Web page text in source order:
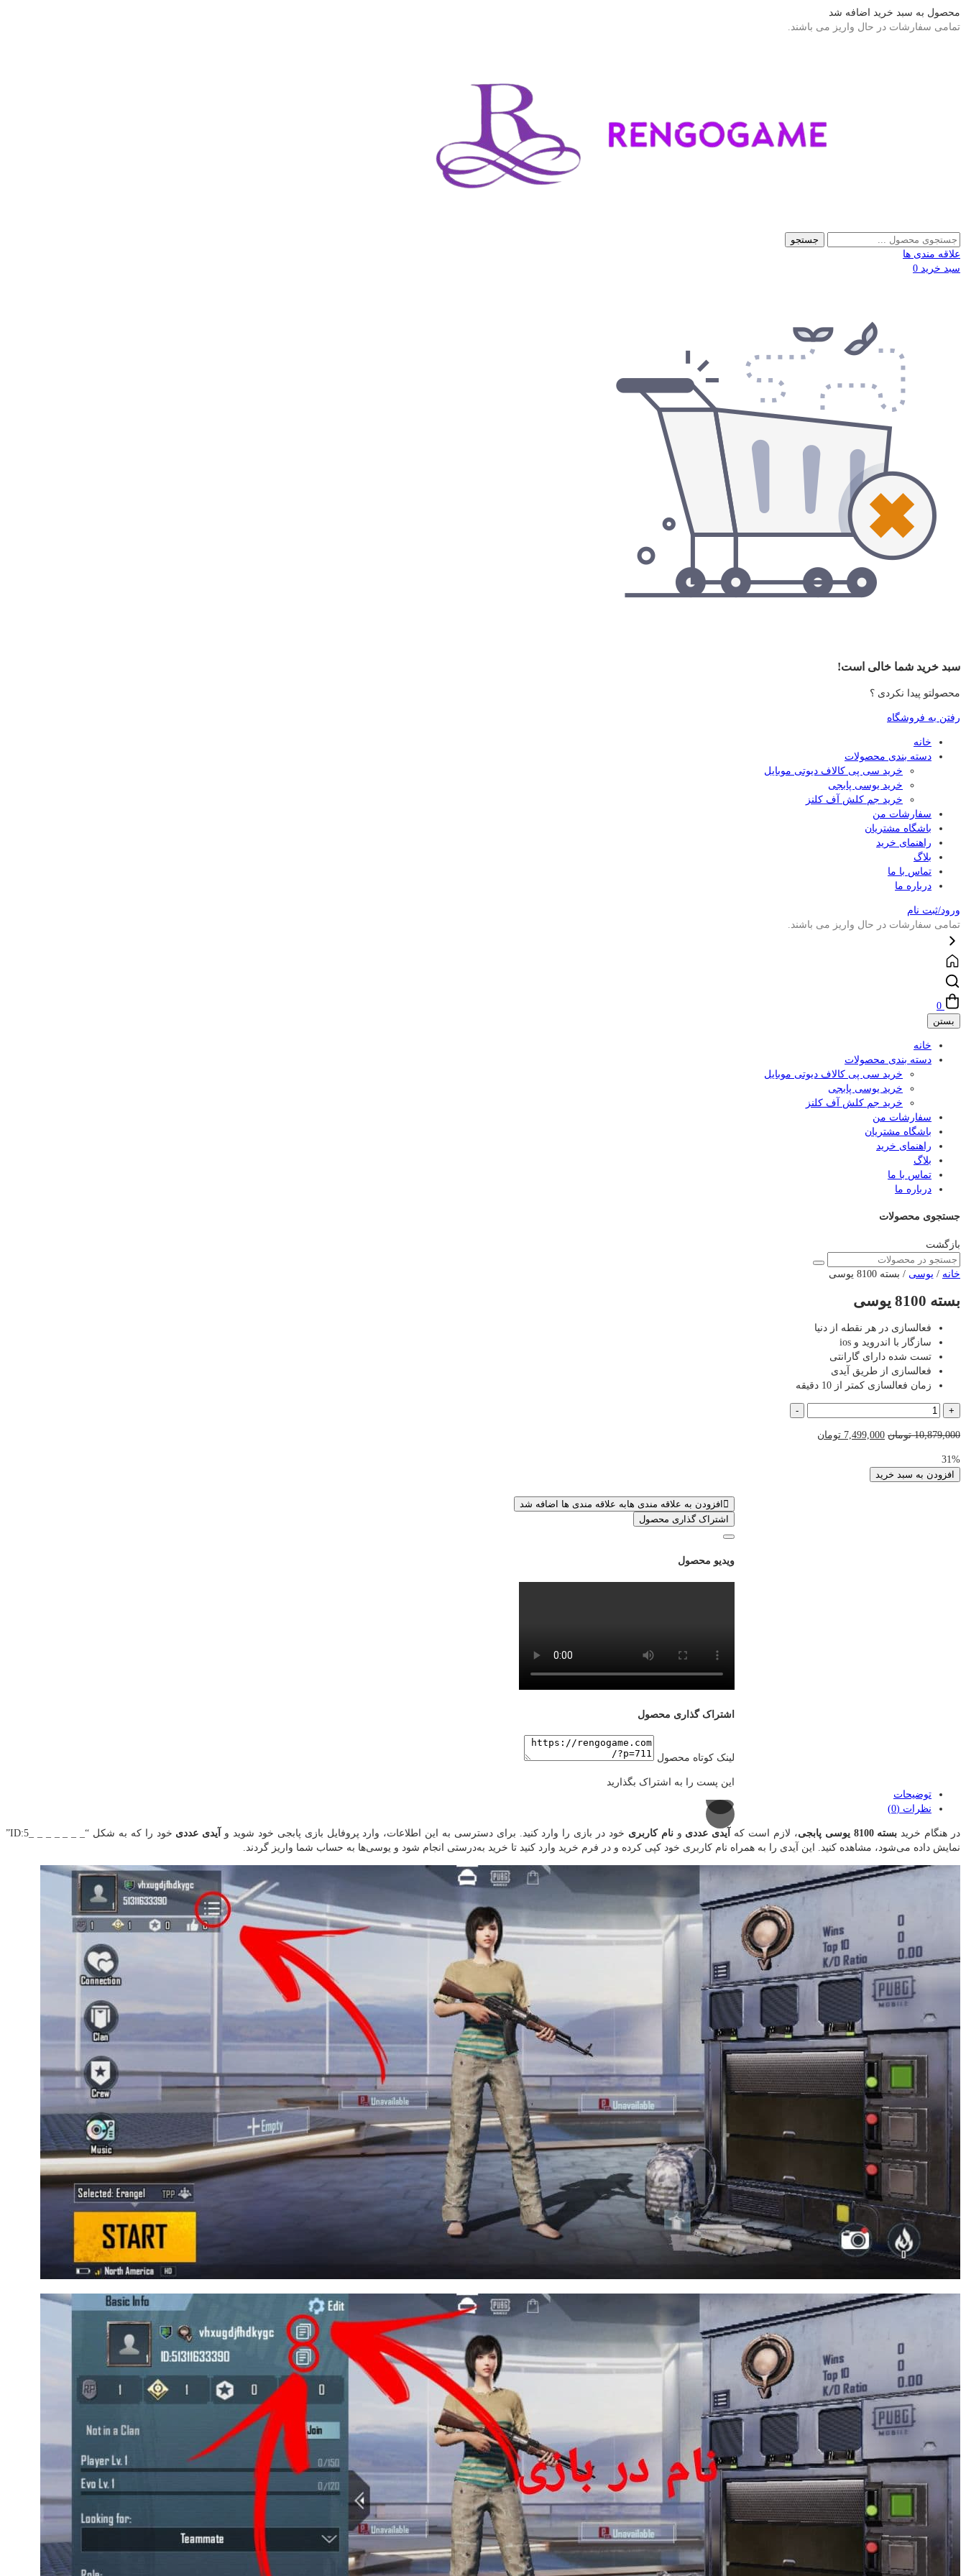
محصول به سبد خرید اضافه شد
تمامی سفارشات در حال واریز می باشند.
جستجو
علاقه مندی ها
سبد خرید 0
سبد خرید شما خالی است!
محصولتو پیدا نکردی ؟
رفتن به فروشگاه
خانه
دسته بندی محصولات
خرید سی پی کالاف دیوتی موبایل
خرید یوسی پابجی
خرید جم کلش آف کلنز
سفارشات من
باشگاه مشتریان
راهنمای خرید
بلاگ
تماس با ما
درباره ما
ورود/ثبت نام
تمامی سفارشات در حال واریز می باشند.
0
بستن
خانه
دسته بندی محصولات
خرید سی پی کالاف دیوتی موبایل
خرید یوسی پابجی
خرید جم کلش آف کلنز
سفارشات من
باشگاه مشتریان
راهنمای خرید
بلاگ
تماس با ما
درباره ما
جستجوی محصولات
بازگشت
خانه / یوسی / بسته 8100 یوسی
بسته 8100 یوسی
فعالسازی در هر نقطه از دنیا
سازگار با اندروید و ios
تست شده دارای گارانتی
فعالسازی از طریق آیدی
زمان فعالسازی کمتر از 10 دقیقه
+
بسته
یوسی
-
10,879,000 تومان قیمت
بود.
7,499,000 تومان
31%
افزودن به سبد خرید
افزودن به علاقه مندی هابه علاقه مندی ها اضافه شد
اشتراک گذاری محصول
ویدیو محصول
اشتراک گذاری محصول
لینک کوتاه محصول
این پست را به اشتراک بگذارید
توضیحات
نظرات (0)
در هنگام خرید بسته 8100 یوسی پابجی ، لازم است که آیدی عددی ونام کاربری خود در بازی را وارد کنید. برای دسترسی به این اطلاعات، وارد پروفایل بازی پابجی خود شوید و آیدی عددی
خود را که به شکل “_ _ _ _ _ _ _ID:5”
نمایش داده می‌شود، مشاهده کنید. این آیدی را به همراه نام کاربری خود کپی کرده و در فرم خرید وارد کنید تا خرید به‌درستی انجام شود و یوسی‌ها به حساب شما واریز گردند.